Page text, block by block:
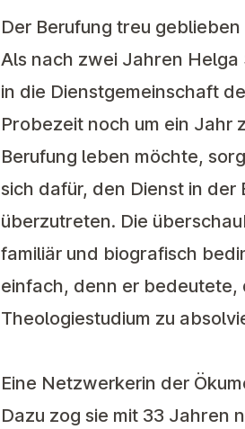
Der Berufung treu geblieben
Als nach zwei Jahren
in die Dienstgemeinschaft
Probezeit noch um ein Jahr
Berufung leben möchte,
sich dafür, den Dienst in der
überzutreten. Die
familiär und biografisch
einfach, denn er bedeutete,
Theologiestudium zu
Eine Netzwerkerin der
Dazu zog sie mit 33 Jahren